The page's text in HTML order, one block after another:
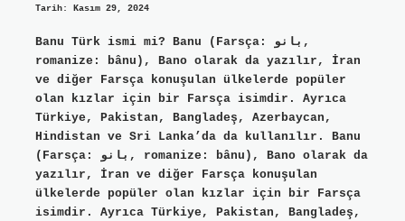
Tarih: Kasım 29, 2024
Banu Türk ismi mi? Banu (Farsça: بانو,
romanize: bânu), Bano olarak da yazılır, İran
ve diğer Farsça konuşulan ülkelerde popüler
olan kızlar için bir Farsça isimdir. Ayrıca
Türkiye, Pakistan, Bangladeş, Azerbaycan,
Hindistan ve Sri Lanka’da da kullanılır. Banu
(Farsça: بانو, romanize: bânu), Bano olarak da
yazılır, İran ve diğer Farsça konuşulan
ülkelerde popüler olan kızlar için bir Farsça
isimdir. Ayrıca Türkiye, Pakistan, Bangladeş,